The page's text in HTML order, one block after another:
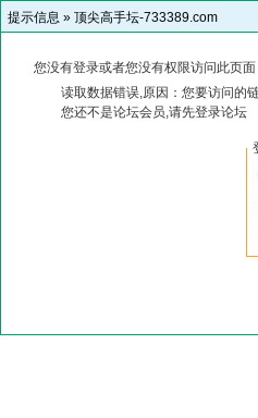
提示信息 » 顶尖高手坛-733389.com
您没有登录或者您没有权限访问此页
读取数据错误,原因：您要访问的
您还不是论坛会员,请先登录论坛